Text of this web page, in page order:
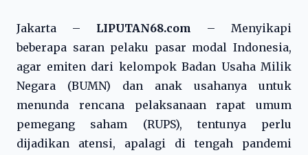
Jakarta – LIPUTAN68.com – Menyikapi
beberapa saran pelaku pasar modal Indonesia,
agar emiten dari kelompok Badan Usaha Milik
Negara (BUMN) dan anak usahanya untuk
menunda rencana pelaksanaan rapat umum
pemegang saham (RUPS), tentunya perlu
dijadikan atensi, apalagi di tengah pandemi